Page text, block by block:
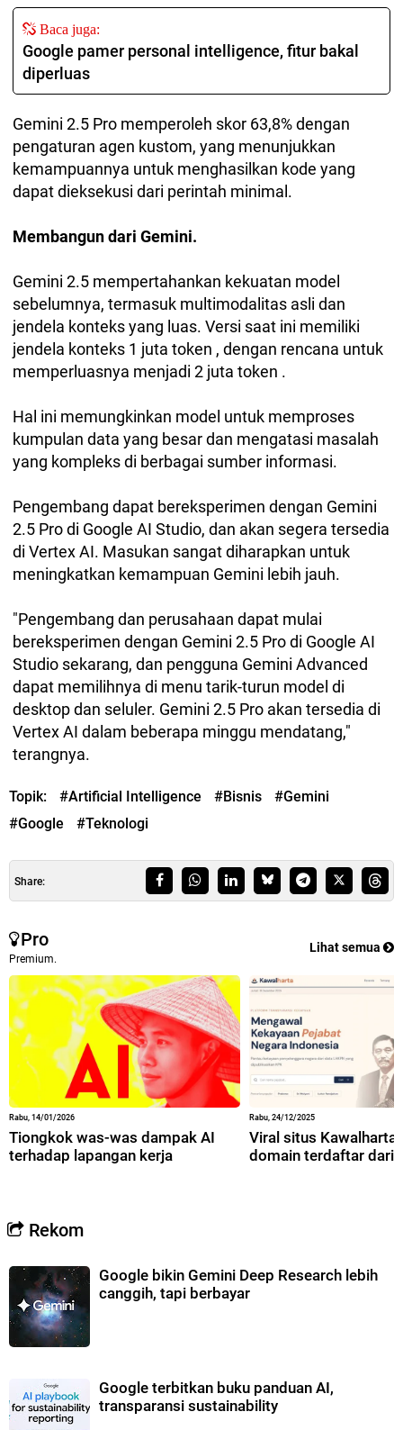
Baca juga:
Google pamer personal intelligence, fitur bakal
diperluas
Gemini 2.5 Pro memperoleh skor 63,8% dengan
pengaturan agen kustom, yang menunjukkan
kemampuannya untuk menghasilkan kode yang
dapat dieksekusi dari perintah minimal.
Membangun dari Gemini.
Gemini 2.5 mempertahankan kekuatan model
sebelumnya, termasuk multimodalitas asli dan
jendela konteks yang luas. Versi saat ini memiliki
jendela konteks 1 juta token , dengan rencana untuk
memperluasnya menjadi 2 juta token .
Hal ini memungkinkan model untuk memproses
kumpulan data yang besar dan mengatasi masalah
yang kompleks di berbagai sumber informasi.
Pengembang dapat bereksperimen dengan Gemini
2.5 Pro di Google AI Studio, dan akan segera tersedia
di Vertex AI. Masukan sangat diharapkan untuk
meningkatkan kemampuan Gemini lebih jauh.
"Pengembang dan perusahaan dapat mulai
bereksperimen dengan Gemini 2.5 Pro di Google AI
Studio sekarang, dan pengguna Gemini Advanced
dapat memilihnya di menu tarik-turun model di
desktop dan seluler. Gemini 2.5 Pro akan tersedia di
Vertex AI dalam beberapa minggu mendatang,"
terangnya.
Topik: #Artificial Intelligence #Bisnis
#Gemini
#Google
#Teknologi
Share:
Pro
Premium.
Lihat semua
Rabu, 14/01/2026
Tiongkok was-was dampak AI
terhadap lapangan kerja
Rabu, 24/12/2025
Viral situs
domain terdaftar dari
Rekom
Google bikin Gemini Deep Research lebih
canggih, tapi berbayar
Google terbitkan buku panduan AI,
transparansi sustainability